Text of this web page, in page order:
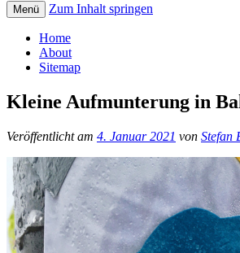
Menü Zum Inhalt springen
Home
About
Sitemap
Kleine Aufmunterung in
Veröffentlicht am 4. Januar 2021 von Stefan